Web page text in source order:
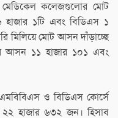
মেডিকেল কলেজগুলোর মোট
১টি এবং বিডিএস ১
মিলিয়ে মোট আসন দাঁড়াচ্ছে
আসন ১১ হাজার ১০১ এবং
ও বিডিএস কোর্সে
২২ হাজার ৬৩২ জন। হিসাব